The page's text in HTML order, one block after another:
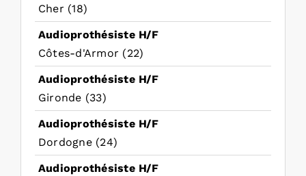
Cher (18)
Audioprothésiste H/F
Côtes-d'Armor (22)
Audioprothésiste H/F
Gironde (33)
Audioprothésiste H/F
Dordogne (24)
Audioprothésiste H/F